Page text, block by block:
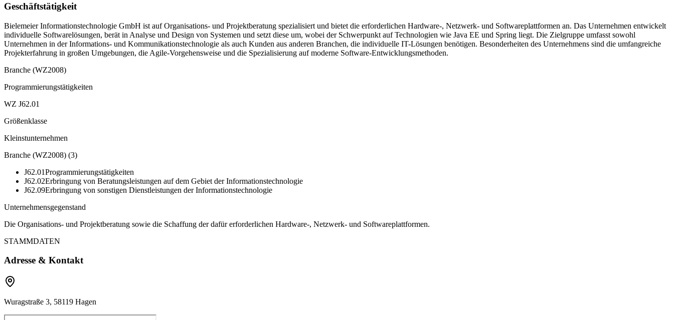
Geschäftstätigkeit
Bielemeier Informationstechnologie GmbH ist auf Organisations- und Projektberatung spezialisiert und bietet die erforderlichen Hardware-, Netzwerk- und Softwareplattformen an. Das Unternehmen entwickelt
individuelle Softwarelösungen, berät in Analyse und Design von Systemen und setzt diese um, wobei der Schwerpunkt auf Technologien wie Java EE und Spring liegt. Die Zielgruppe umfasst sowohl
Unternehmen in der Informations- und Kommunikationstechnologie als auch Kunden aus anderen Branchen, die individuelle IT-Lösungen benötigen. Besonderheiten des Unternehmens sind die umfangreiche
Projekterfahrung in großen Umgebungen, die Agile-Vorgehensweise und die Spezialisierung auf moderne Software-Entwicklungsmethoden.
Branche (WZ2008)
Programmierungstätigkeiten
WZ J62.01
Größenklasse
Kleinstunternehmen
Branche (WZ2008) (3)
J62.01Programmierungstätigkeiten
J62.02Erbringung von Beratungsleistungen auf dem Gebiet der Informationstechnologie
J62.09Erbringung von sonstigen Dienstleistungen der Informationstechnologie
Unternehmensgegenstand
Die Organisations- und Projektberatung sowie die Schaffung der dafür erforderlichen Hardware-, Netzwerk- und Softwareplattformen.
STAMMDATEN
Adresse & Kontakt
Wuragstraße 3, 58119 Hagen